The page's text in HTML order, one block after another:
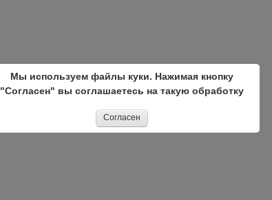
Мы используем файлы куки. Нажимая кнопку
"Согласен" вы соглашаетесь на такую обработку
Согласен